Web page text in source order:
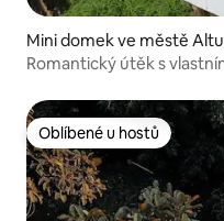
Mini domek ve městě
atriz)
Romantický útěk s
Oblíbené u hostů
Oblíbené u hostů